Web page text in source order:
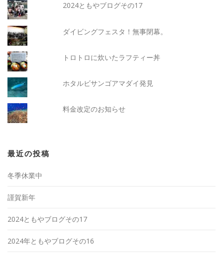
2024ともやブログその17
ダイビングフェスタ！無事閉幕。
トロトロに炊いたラフティー丼
ホタルビサンゴアマダイ発見
料金改定のお知らせ
最近の投稿
冬季休業中
謹賀新年
2024ともやブログその17
2024年ともやブログその16